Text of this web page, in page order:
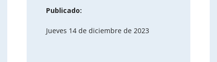
Publicado:
Jueves 14 de diciembre de 2023